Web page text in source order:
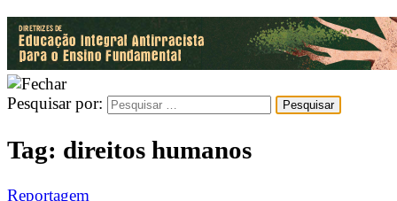
Pesquisar por:
Tag: direitos humanos
Reportagem